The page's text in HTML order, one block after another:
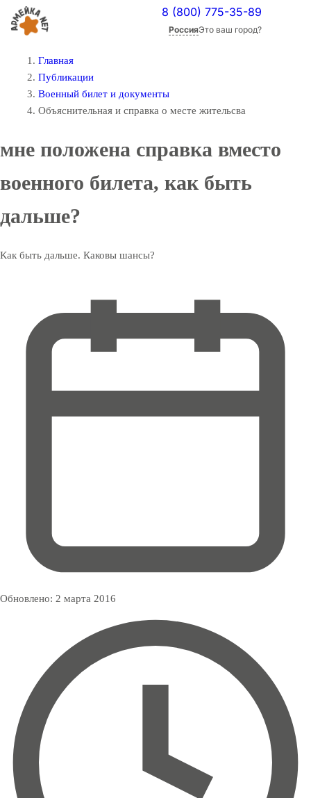
8 (800) 775-35-89
РоссияЭто ваш город?
Главная
Публикации
Военный билет и документы
Объяснительная и справка о месте жительсва
мне положена справка вместо
военного билета, как быть
дальше?
Как быть дальше. Каковы шансы?
Обновлено: 2 марта 2016